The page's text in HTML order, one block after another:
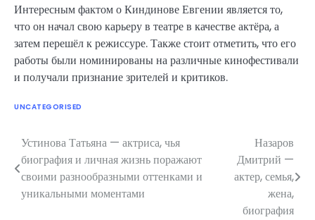
Интересным фактом о Киндинове Евгении является то,
что он начал свою карьеру в театре в качестве актёра, а
затем перешёл к режиссуре. Также стоит отметить, что его
работы были номинированы на различные кинофестивали
и получали признание зрителей и критиков.
UNCATEGORISED
Навигация
по
записям
Устинова Татьяна — актриса, чья
биография и личная жизнь поражают
своими разнообразными оттенками и
уникальными моментами
Назаров
Дмитрий —
актер, семья,
жена,
биография